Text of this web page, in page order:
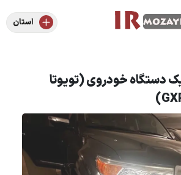
استان
دستگاه خودروی (تویوتا